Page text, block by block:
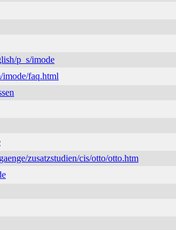
p_s/imode
faq.html
zusatzstudien/cis/otto/otto.htm